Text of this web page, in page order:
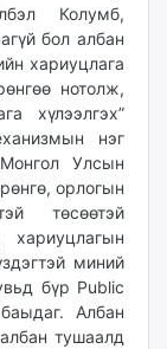
Колумб,
бол албан
хариуцлага
нотолж,
хүлээлгэх”
нэг
Улсын
орлогын
төсөөтэй
хариуцлагын
миний
бүр Public
Албан
тушаалд